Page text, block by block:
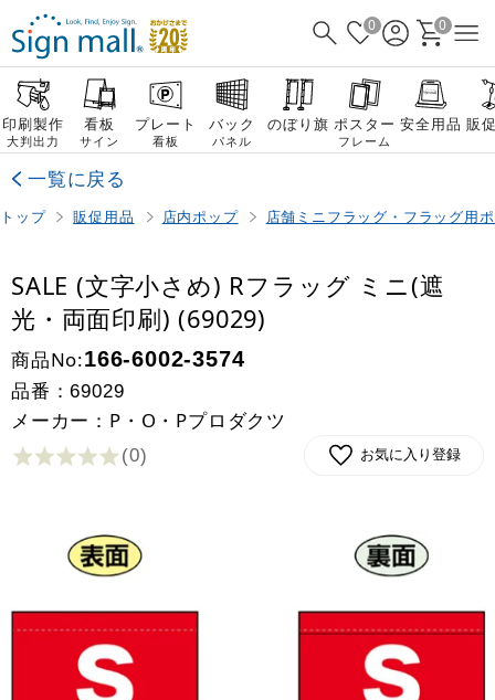
0 0
印刷製作
大判出力
看板
サイン
プレート
看板
バック
パネル
のぼり旗 ポスター
フレーム
安全用品 販
一覧に戻る
トップ 販促用品 店内ポップ 店舗ミニフラッグ・フラッグ用
SALE (文字小さめ) Rフラッグ ミニ(遮
光・両面印刷) (69029)
商品No:166-6002-3574
品番：69029
メーカー：P・O・Pプロダクツ
(0) お気に入り登録